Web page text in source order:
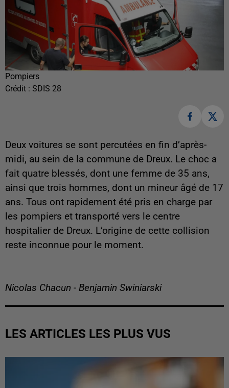
Pompiers
Crédit : SDIS 28
Deux voitures se sont percutées en fin d’après-
midi, au sein de la commune de Dreux. Le choc a
fait quatre blessés, dont une femme de 35 ans,
ainsi que trois hommes, dont un mineur âgé de 17
ans. Tous ont rapidement été pris en charge par
les pompiers et transporté vers le centre
hospitalier de Dreux. L’origine de cette collision
reste inconnue pour le moment.
Nicolas Chacun - Benjamin Swiniarski
LES ARTICLES LES PLUS VUS